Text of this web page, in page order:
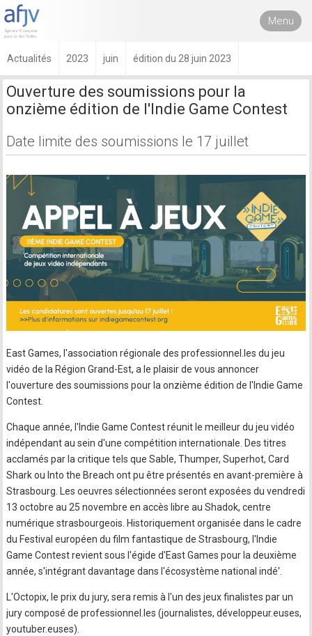
Menu
Actualités 2023 juin édition du 28 juin 2023
Ouverture des soumissions pour la
onzième édition de l'Indie Game Contest
Date limite des soumissions le 17 juillet
East Games, l'association régionale des professionnel.les du jeu
vidéo de la Région Grand-Est, a le plaisir de vous annoncer
l'ouverture des soumissions pour la onzième édition de l'Indie Game
Contest.
Chaque année, l'Indie Game Contest réunit le meilleur du jeu vidéo
indépendant au sein d'une compétition internationale. Des titres
acclamés par la critique tels que Sable, Thumper, Superhot, Card
Shark ou Into the Breach ont pu être présentés en avant-première à
Strasbourg. Les oeuvres sélectionnées seront exposées du vendredi
13 octobre au 25 novembre en accès libre au Shadok, centre
numérique strasbourgeois. Historiquement organisée dans le cadre
du Festival européen du film fantastique de Strasbourg, l'Indie
Game Contest revient sous l'égide d'East Games pour la deuxième
année, s'intégrant davantage dans l'écosystème national indé'.
L'Octopix, le prix du jury, sera remis à l'un des jeux finalistes par un
jury composé de professionnel.les (journalistes, développeur.euses,
youtuber.euses).